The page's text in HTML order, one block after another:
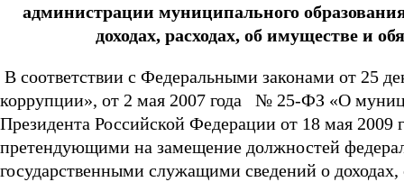
администрации муниципального
доходах, расходах, об имуществе и
В соответствии с Федеральными законами от 25
коррупции», от 2 мая 2007 года № 25-ФЗ «О
Президента Российской Федерации от 18 мая
претендующими на замещение должностей
государственными служащими сведений о